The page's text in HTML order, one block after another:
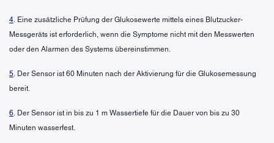
4. Eine zusätzliche Prüfung der Glukosewerte mittels eines Blutzucker-
Messgeräts ist erforderlich, wenn die Symptome nicht mit den Messwerten
oder den Alarmen des Systems übereinstimmen.
5. Der Sensor ist 60 Minuten nach der Aktivierung für die Glukosemessung
bereit.
6. Der Sensor ist in bis zu 1 m Wassertiefe für die Dauer von bis zu 30
Minuten wasserfest.